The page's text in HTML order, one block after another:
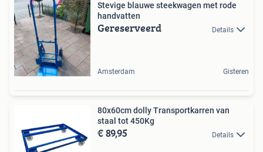
Stevige blauwe steekwagen met rode
handvatten
Gereserveerd Details
Amsterdam Gisteren
80x60cm dolly Transportkarren van
staal tot 450Kg
€ 89,95 Details